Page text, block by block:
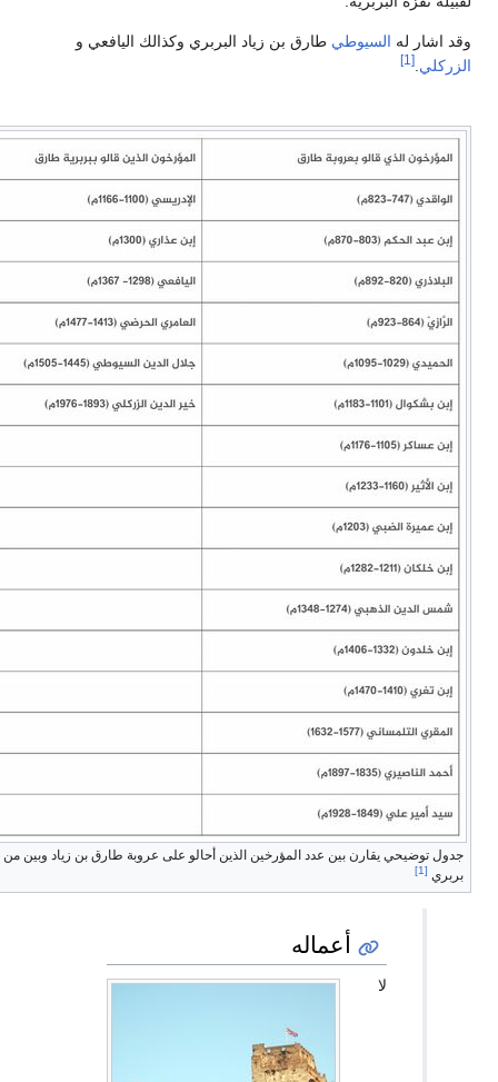
لهالسيوطي طارق بن زياد البربري وكذالك اليافعي و
يقارن بين عدد المؤرخين الذين أحالو على عروبة طارق بن زياد وبين من قال
أعماله